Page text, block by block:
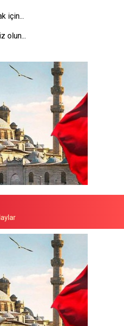
için...
olun...